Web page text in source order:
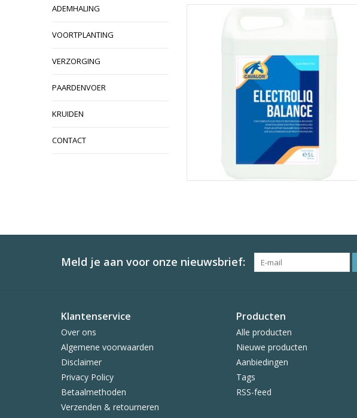
ADEMHALING
VOORTPLANTING
VERZORGING
PAARDENVOER
KRUIDEN
CONTACT
gemakkelijk aannemen.
TOEVOEGEN AAN WINKELWAGEN
Meld je aan voor onze nieuwsbrief:
Klantenservice
Over ons
Algemene voorwaarden
Disclaimer
Privacy Policy
Betaalmethoden
Verzenden & retourneren
Producten
Alle producten
Nieuwe producten
Aanbiedingen
Tags
RSS-feed